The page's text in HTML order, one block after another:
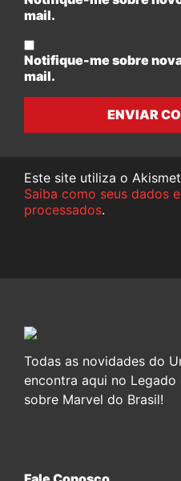
mail.
Notifique-me sobre
mail.
ENVIAR
Este site utiliza o
Saiba como seus dados
processados.
Todas as novidades do
encontra aqui no
sobre Marvel do Brasil!